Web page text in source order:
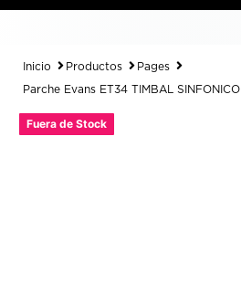
Inicio Productos Pages
Parche Evans ET34 TIMBAL SINFONICO
Fuera de Stock